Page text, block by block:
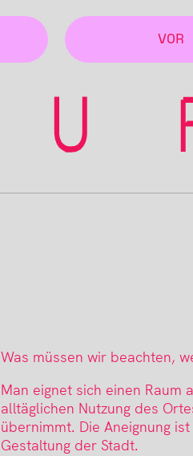
VOR
Was müssen wir beachten,
Man eignet sich einen Raum
alltäglichen Nutzung des
übernimmt. Die Aneignung
Gestaltung der Stadt.